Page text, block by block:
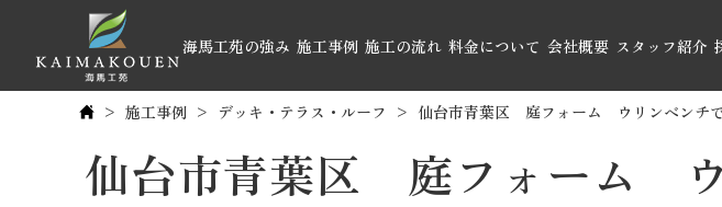
海馬工苑の強み 施工事例 施工の流れ 料金について 会社概要 スタッフ紹介
施工事例 デッキ・テラス・ルーフ 仙台市青葉区 庭フォーム ウリンベンチ
仙台市青葉区 庭フォーム